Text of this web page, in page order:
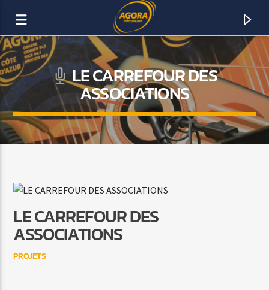
AGORA CÔTE D’AZUR
DAB+
LE CARREFOUR DES
ASSOCIATIONS
LE CARREFOUR DES
ASSOCIATIONS
PROJETS